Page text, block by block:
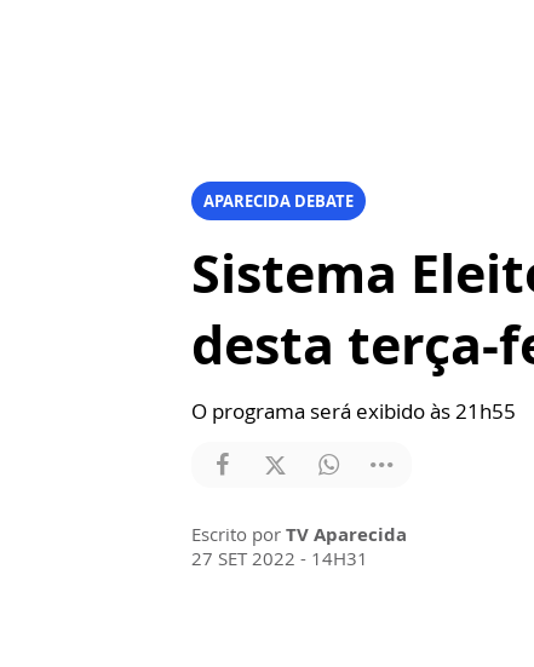
APARECIDA DEBATE
Sistema
desta terça-
O programa será exibido às 21h55
Escrito por TV Aparecida
27 SET 2022 - 14H31